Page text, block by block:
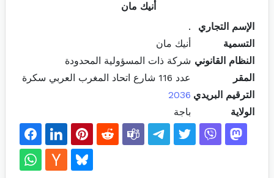
أنيك مان
الإسم التجاري
.
التسمية
أنيك مان
النظام القانوني شركة ذات المسؤولية المحدودة
المقر
عدد 116 شارع اتحاد المغرب العربي سكرة
الترقيم البريدي 2036
الولاية
باجة